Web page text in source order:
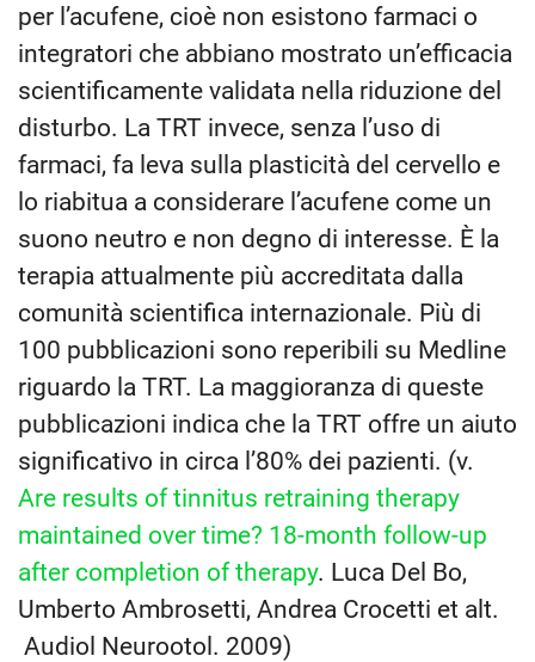
per l’acufene, cioè non esistono farmaci o
integratori che abbiano mostrato un’efficacia
scientificamente validata nella riduzione del
disturbo. La TRT invece, senza l’uso di
farmaci, fa leva sulla plasticità del cervello e
lo riabitua a considerare l’acufene come un
suono neutro e non degno di interesse. È la
terapia attualmente più accreditata dalla
comunità scientifica internazionale. Più di
100 pubblicazioni sono reperibili su Medline
riguardo la TRT. La maggioranza di queste
pubblicazioni indica che la TRT offre un aiuto
significativo in circa l’80% dei pazienti. (v.
Are results of tinnitus retraining therapy
maintained over time? 18-month follow-up
after completion of therapy. Luca Del Bo,
Umberto Ambrosetti, Andrea Crocetti et alt.
Audiol Neurootol. 2009)